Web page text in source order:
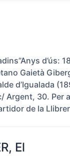
d’ús:
Gaietà
d’Igualada
Argent, 30. Per
de la
El